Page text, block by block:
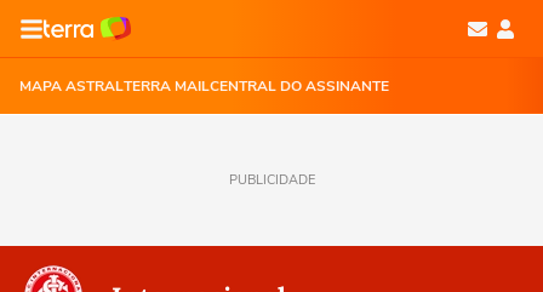
MAPA ASTRALTERRA MAILCENTRAL DO ASSINANTE
PUBLICIDADE